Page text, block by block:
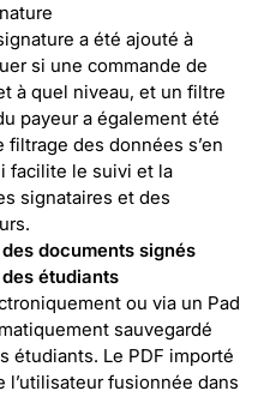
a été ajouté à
si une commande de
à quel niveau, et un filtre
payeur a également été
filtrage des données s’en
facilite le suivi et la
signataires et des
documents signés
étudiants
ou via un Pad
sauvegardé
étudiants. Le PDF importé
fusionnée dans